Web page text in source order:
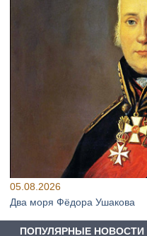
05.08.2026
Два моря Фёдора Ушакова
ПОПУЛЯРНЫЕ НОВОСТИ